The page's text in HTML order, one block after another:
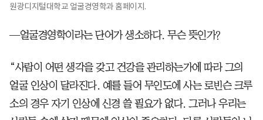
원광디지털대학교 얼굴경영학과 홈페이지.
—얼굴경영학이라는 단어가 생소하다. 무슨 뜻인가?
“사람이 어떤 생각을 갖고 건강을 관리하는가에 따라 그의
얼굴 인상이 달라진다. 예를 들어 무인도에 사는 로빈슨 크루
소의 경우 자기 인상에 신경 쓸 필요가 없다. 그러나 우리는